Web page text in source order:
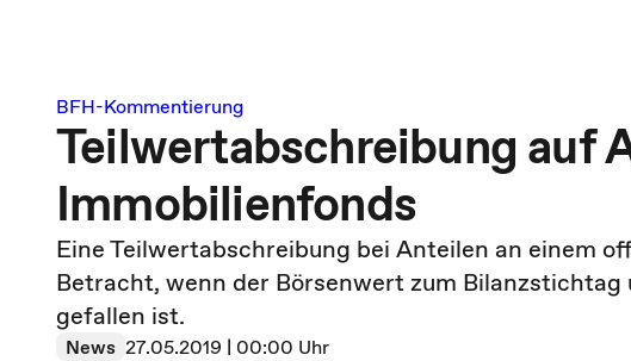
BFH-Kommentierung
Teilwertabschreibung auf
Immobilienfonds
Eine Teilwertabschreibung bei Anteilen an einem
Betracht, wenn der Börsenwert zum
gefallen ist.
News 27.05.2019 | 00:00 Uhr